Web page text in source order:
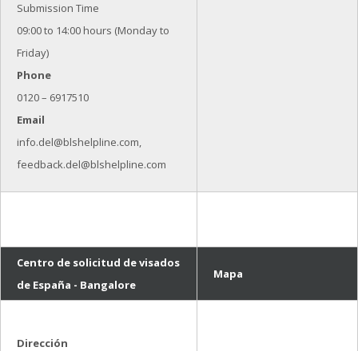
Submission Time
09:00 to 14:00 hours (Monday to
Friday)
Phone
0120 – 6917510
Email
info.del@blshelpline.com,
feedback.del@blshelpline.com
Centro de solicitud de visados
de España - Bangalore
Mapa
Dirección